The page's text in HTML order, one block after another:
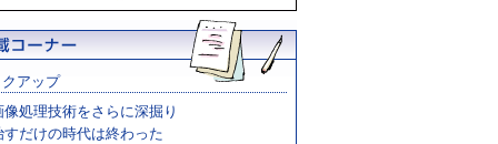
アップ
像処理技術をさらに深掘り
すだけの時代は終わった